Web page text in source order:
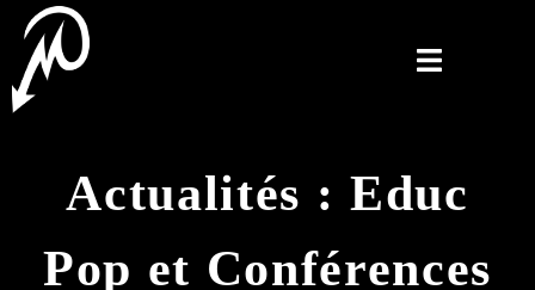
Actualités : Educ
Pop et Conférences